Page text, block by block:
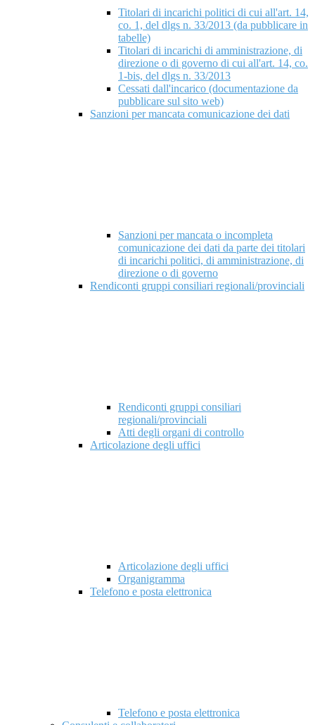
Titolari di incarichi politici di cui all'art. 14,
co. 1, del dlgs n. 33/2013 (da pubblicare in
tabelle)
Titolari di incarichi di amministrazione, di
direzione o di governo di cui all'art. 14, co.
1-bis, del dlgs n. 33/2013
Cessati dall'incarico (documentazione da
pubblicare sul sito web)
Sanzioni per mancata comunicazione dei dati
Sanzioni per mancata o incompleta
comunicazione dei dati da parte dei titolari
di incarichi politici, di amministrazione, di
direzione o di governo
Rendiconti gruppi consiliari regionali/provinciali
Rendiconti gruppi consiliari
regionali/provinciali
Atti degli organi di controllo
Articolazione degli uffici
Articolazione degli uffici
Organigramma
Telefono e posta elettronica
Telefono e posta elettronica